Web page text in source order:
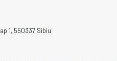
1, 550337 Sibiu